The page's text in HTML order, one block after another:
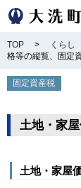
TOP > くらし
格等の縦覧、固定
固定資産税
土地・家
土地・家屋